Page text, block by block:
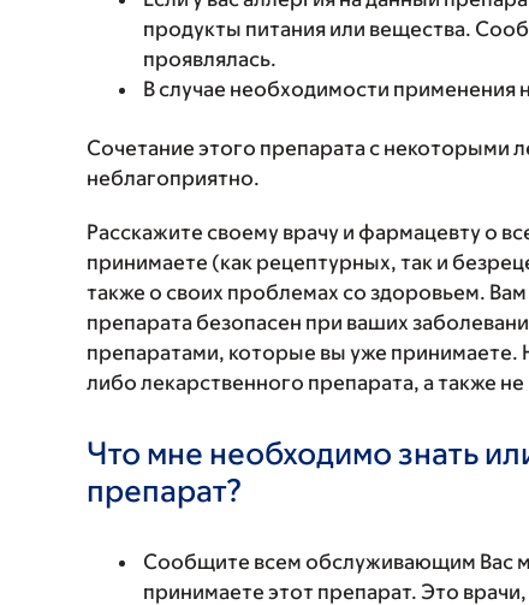
продукты питания или вещества.
проявлялась.
В случае необходимости применения
Сочетание этого препарата с некоторыми
неблагоприятно.
Расскажите своему врачу и фармацевту о
принимаете (как рецептурных, так и
также о своих проблемах со здоровьем.
препарата безопасен при ваших
препаратами, которые вы уже принимаете.
либо лекарственного препарата, а также
Что мне необходимо знать
препарат?
Сообщите всем обслуживающим Вас
принимаете этот препарат. Это